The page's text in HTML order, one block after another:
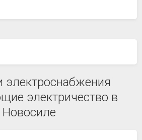
электроснабжения
электричество в
Новосиле